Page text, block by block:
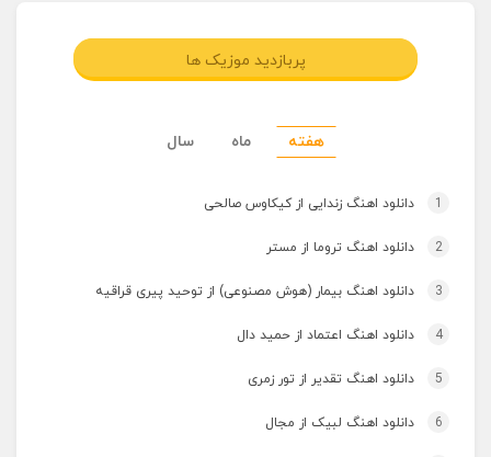
پربازدید موزیک ها
هفته ماه سال
1 دانلود اهنگ زندایی از کیکاوس صالحی
2 دانلود اهنگ تروما از مستر
3 دانلود اهنگ بیمار (هوش مصنوعی) از توحید پیری قراقیه
4 دانلود اهنگ اعتماد از حمید دال
5 دانلود اهنگ تقدیر از تور زمری
6 دانلود اهنگ لبیک از مجال